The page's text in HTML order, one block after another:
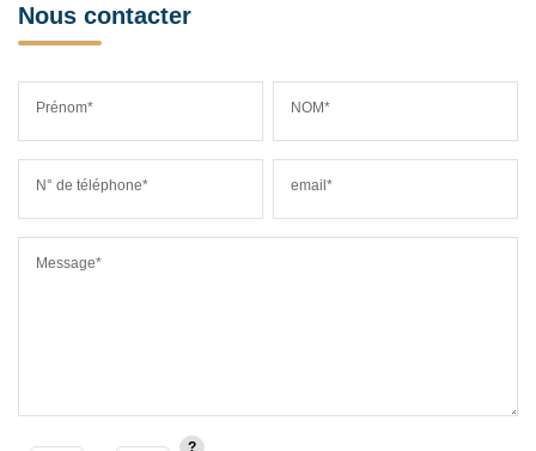
Nous contacter
Prénom* NOM*
N° de téléphone* email*
Message*